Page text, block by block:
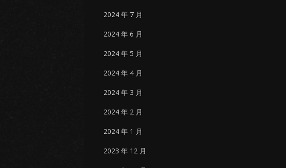
2024 年 7 月
2024 年 6 月
2024 年 5 月
2024 年 4 月
2024 年 3 月
2024 年 2 月
2024 年 1 月
2023 年 12 月